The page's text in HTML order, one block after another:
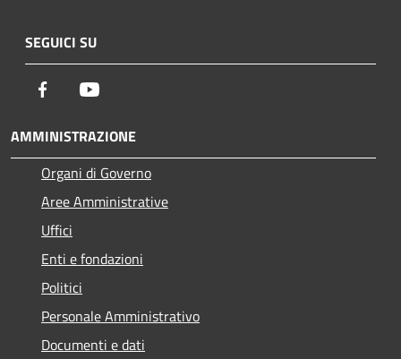
SEGUICI SU
Facebook
AMMINISTRAZIONE
Organi di Governo
Aree Amministrative
Uffici
Enti e fondazioni
Politici
Personale Amministrativo
Documenti e dati